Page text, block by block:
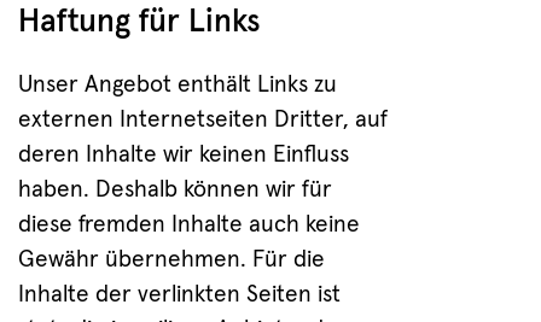
Haftung für Links
Unser Angebot enthält Links zu
externen Internetseiten Dritter, auf
deren Inhalte wir keinen Einfluss
haben. Deshalb können wir für
diese fremden Inhalte auch keine
Gewähr übernehmen. Für die
Inhalte der verlinkten Seiten ist